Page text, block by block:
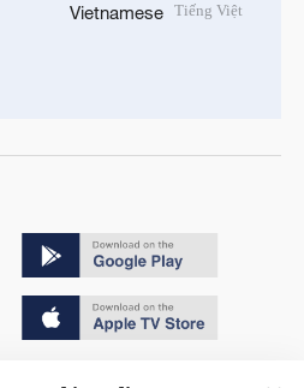
Vietnamese Tiếng Việt